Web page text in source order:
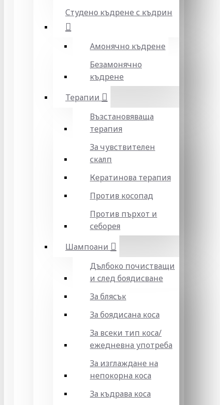
Студено къдрене с къдрин
Амонячно къдрене
Безамонячно
къдрене
Терапии
Възстановяваща
терапия
За чувствителен
скалп
Кератинова терапия
Против косопад
Против пърхот и
себорея
Шампоани
Дълбоко почистващи
и след боядисване
За блясък
За боядисана коса
За всеки тип коса/
ежедневна употреба
За изглаждане на
непокорна коса
За къдрава коса